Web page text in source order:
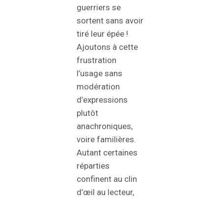
guerriers se
sortent sans avoir
tiré leur épée !
Ajoutons à cette
frustration
l’usage sans
modération
d’expressions
plutôt
anachroniques,
voire familières.
Autant certaines
réparties
confinent au clin
d’œil au lecteur,